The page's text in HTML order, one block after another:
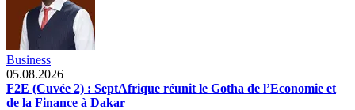
Business
05.08.2026
F2E (Cuvée 2) : SeptAfrique réunit le Gotha de l’Economie et
de la Finance à Dakar